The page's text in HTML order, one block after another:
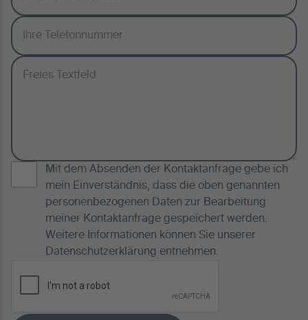
Mit dem Absenden der Kontaktanfrage gebe ich
mein Einverständnis, dass die oben genannten
personenbezogenen Daten zur Bearbeitung
meiner Kontaktanfrage gespeichert werden.
Weitere Informationen können Sie unserer
Datenschutzerklärung entnehmen.